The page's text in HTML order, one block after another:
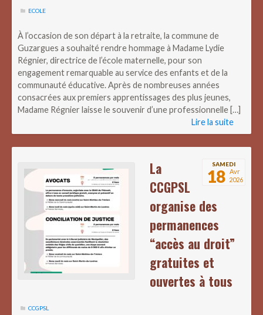
ECOLE
À l’occasion de son départ à la retraite, la commune de
Guzargues a souhaité rendre hommage à Madame Lydie
Régnier, directrice de l’école maternelle, pour son
engagement remarquable au service des enfants et de la
communauté éducative. Après de nombreuses années
consacrées aux premiers apprentissages des plus jeunes,
Madame Régnier laisse le souvenir d’une professionnelle […]
Lire la suite
SAMEDI
18 Avr
2026
La
CCGPSL
organise des
permanences
“accès au droit”
gratuites et
ouvertes à tous
CCGPSL